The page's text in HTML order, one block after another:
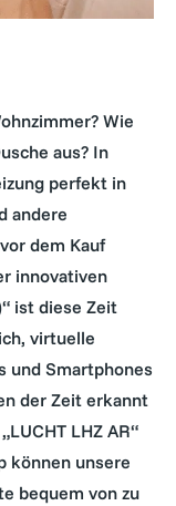
Wie
aus? In
perfekt in
andere
dem Kauf
innovativen
ist diese Zeit
virtuelle
und Smartphones
der Zeit erkannt
LHZ AR“
können unsere
bequem von zu